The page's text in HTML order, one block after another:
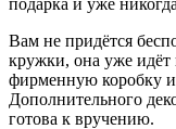
Вам не придётся
кружки, она уже идёт
фирменную коробку
Дополнительного
готова к вручению.